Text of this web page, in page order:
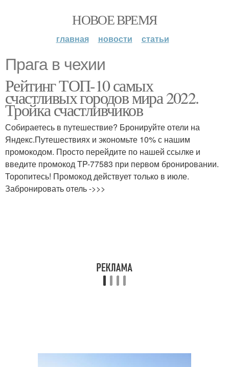
НОВОЕ ВРЕМЯ
главная новости статьи
Прага в чехии
Рейтинг ТОП-10 самых
счастливых городов мира 2022.
Тройка счастливчиков
Собираетесь в путешествие? Бронируйте отели на
Яндекс.Путешествиях и экономьте 10% с нашим
промокодом. Просто перейдите по нашей ссылке и
введите промокод TP-77583 при первом бронировании.
Торопитесь! Промокод действует только в июле.
Забронировать отель ->>>